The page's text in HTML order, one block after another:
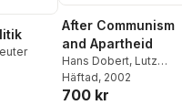
After Communism
and Apartheid
Hans Dobert, Lutz
Rainer Reuter
Reuter,Hans Döbert
Häftad, 2002
700 kr